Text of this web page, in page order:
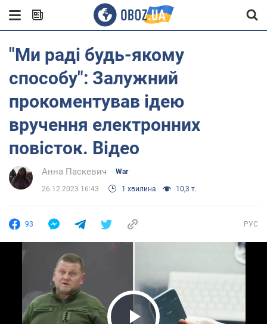
"Ми раді будь-якому
способу": Залужний
прокоментував ідею
вручення електронних
повісток. Відео
Анна Паскевич War
26.12.2023 16:43 1 хвилина 10,3 т.
93 РУС